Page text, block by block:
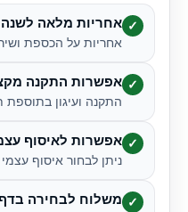
✓ אחריות מלאה לשנה
אחריות על הכספת
✓ אפשרות התקנה
התקנה ועיגון
✓ אפשרות לאיסוף
ניתן לבחור איסוף
✓ משלוח לבחירה